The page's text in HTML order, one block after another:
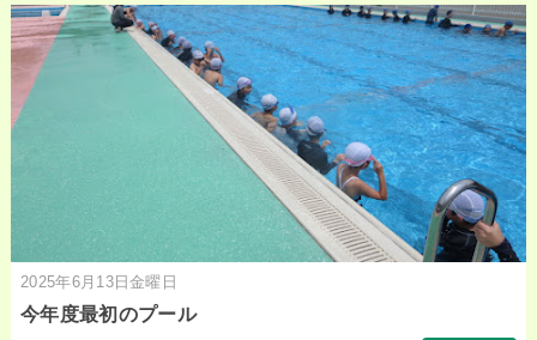
2025年6月13日金曜日
今年度最初のプール